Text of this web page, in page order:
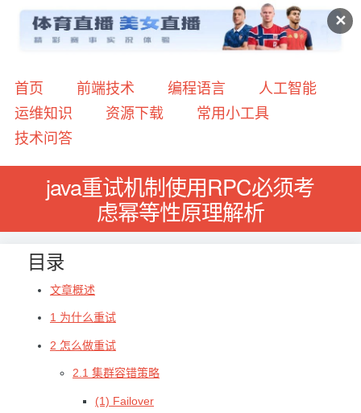
✕
首页 前端技术 编程语言
人工智能
运维知识
资源下载
常用小工具
技术问答
java重试机制使用RPC必须考
虑幂等性原理解析
目录
文章概述
1 为什么重试
2 怎么做重试
2.1 集群容错策略
(1) Failover